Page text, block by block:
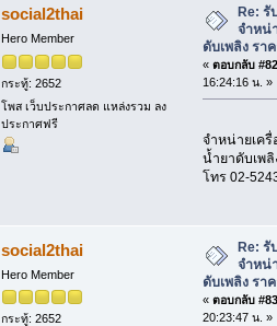
social2thai
Hero Member
กระทู้: 2652
โพส เว็บประกาศลด แหล่งรวม ลง
ประกาศฟรี
Re: รั
จำหน่
ดับเพลิง รา
« ตอบกลับ
16:24:16 น. »
จำหน่ายเครื่
น้ำยาดับเพลิ
โทร 02-
social2thai
Hero Member
กระทู้: 2652
Re: รั
จำหน่
ดับเพลิง รา
« ตอบกลับ
20:23:47 น. »